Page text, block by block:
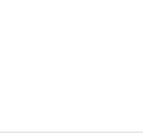
modificare in
visita la nostra